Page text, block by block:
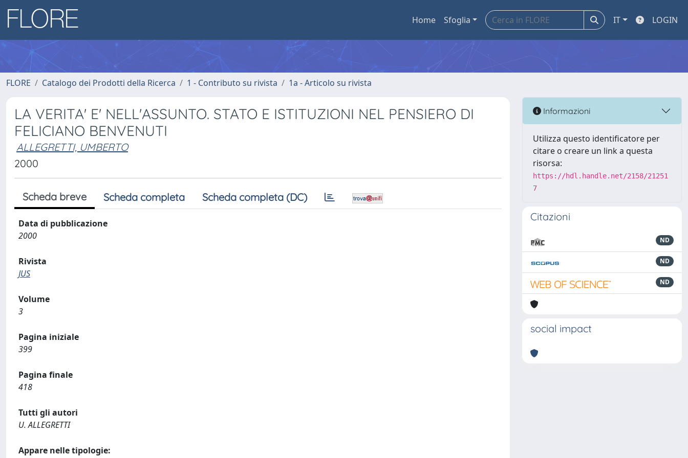
Home Sfoglia IT LOGIN
FLORE Catalogo dei Prodotti della Ricerca 1 - Contributo su rivista 1a - Articolo su rivista
LA VERITA' E' NELL'ASSUNTO. STATO E ISTITUZIONI NEL PENSIERO DI
FELICIANO BENVENUTI
ALLEGRETTI, UMBERTO
2000
Scheda breve Scheda completa Scheda completa (DC)
Data di pubblicazione
2000
Rivista
JUS
Volume
3
Pagina iniziale
399
Pagina finale
418
Tutti gli autori
U. ALLEGRETTI
Appare nelle tipologie:
Informazioni
Utilizza questo identificatore per
citare o creare un link a questa
risorsa:
https://hdl.handle.net/2158/21251
7
Citazioni
ND
ND
ND
social impact